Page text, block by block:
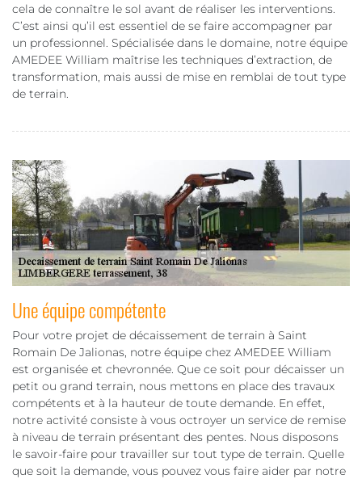
cela de connaître le sol avant de réaliser les interventions.
C’est ainsi qu’il est essentiel de se faire accompagner par
un professionnel. Spécialisée dans le domaine, notre équipe
AMEDEE William maîtrise les techniques d’extraction, de
transformation, mais aussi de mise en remblai de tout type
de terrain.
Une équipe compétente
Pour votre projet de décaissement de terrain à Saint
Romain De Jalionas, notre équipe chez AMEDEE William
est organisée et chevronnée. Que ce soit pour décaisser un
petit ou grand terrain, nous mettons en place des travaux
compétents et à la hauteur de toute demande. En effet,
notre activité consiste à vous octroyer un service de remise
à niveau de terrain présentant des pentes. Nous disposons
le savoir-faire pour travailler sur tout type de terrain. Quelle
que soit la demande, vous pouvez vous faire aider par notre